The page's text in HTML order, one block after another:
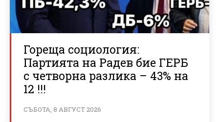
Гореща социология:
Партията на Радев бие ГЕРБ
с четворна разлика – 43% на
12 !!!
СЪБОТА, 8 АВГУСТ 2026